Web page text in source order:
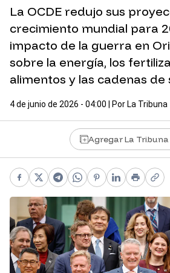
La OCDE redujo sus
crecimiento mundial para
impacto de la guerra en
sobre la energía, los
alimentos y las cadenas de
4 de junio de 2026 - 04:00 | Por La Tribuna
Agregar La Tribuna
Facebook
X Telegram
WhatsApp
Pinterest
LinkedIn
Print